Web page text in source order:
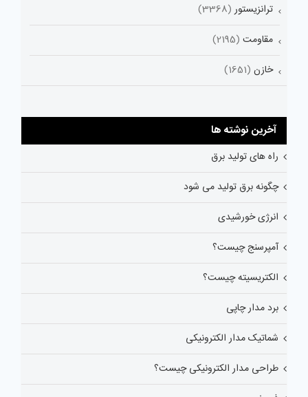
ترانزیستور (3368)
مقاومت (2195)
خازن (1651)
آخرین نوشته ها
راه های تولید برق
چگونه برق تولید می شود
انرژی خورشیدی
آمپرسنج چیست؟
الکتریسیته چیست؟
برد مدار چاپی
شماتیک مدار الکترونیکی
طراحی مدار الکترونیکی چیست؟